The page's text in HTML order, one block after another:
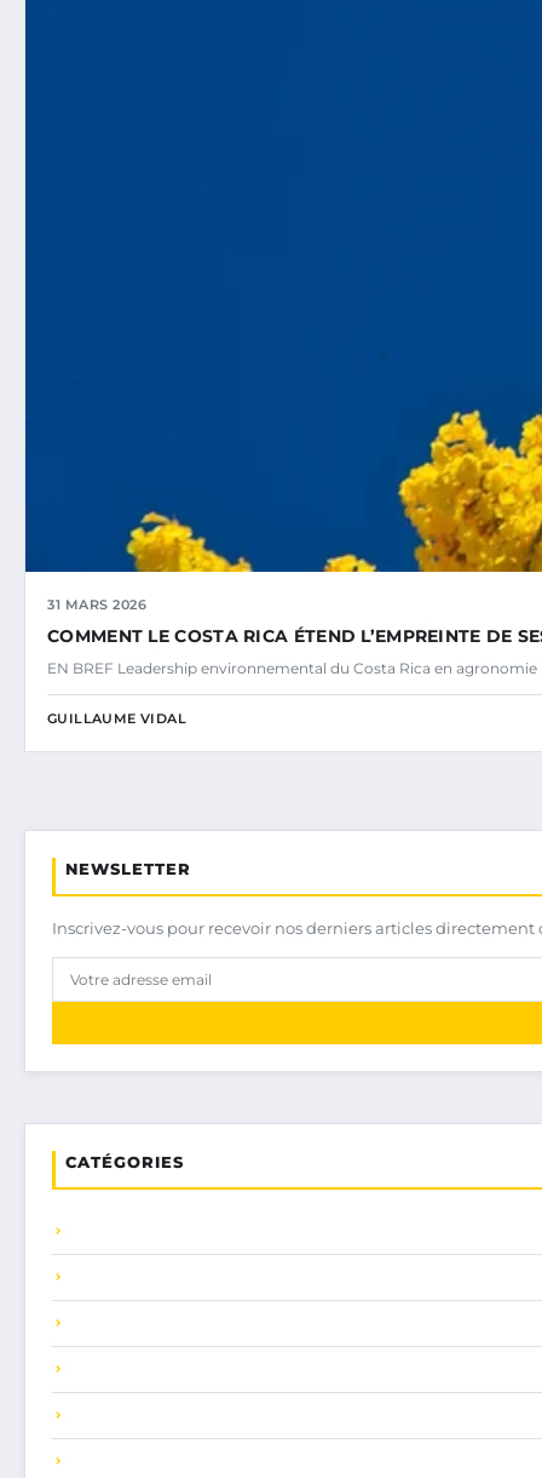
31 MARS 2026
COMMENT LE COSTA RICA ÉTEND L’EMPREINTE DE
EN BREF Leadership environnemental du Costa Rica en
GUILLAUME VIDAL
NEWSLETTER
Inscrivez-vous pour recevoir nos derniers articles
CATÉGORIES